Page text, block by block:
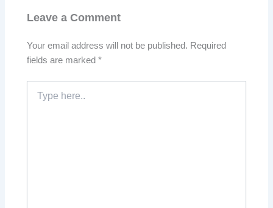
Leave a Comment
Your email address will not be published. Required
fields are marked*
here..